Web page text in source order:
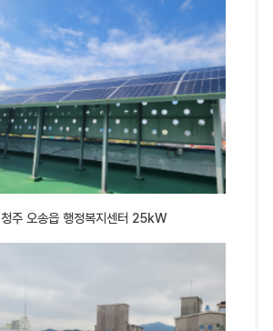
청주 오송읍 행정복지센터 25kW